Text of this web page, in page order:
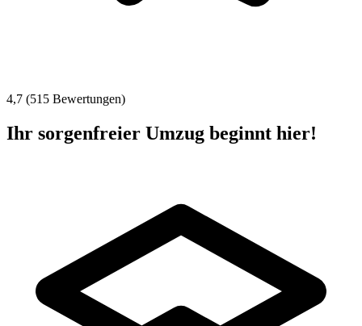
4,7 (515 Bewertungen)
Ihr sorgenfreier Umzug beginnt hier!